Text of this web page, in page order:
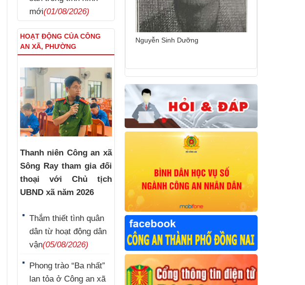
mới(01/08/2026)
HOẠT ĐỘNG CỦA CÔNG
AN XÃ, PHƯỜNG
Thanh niên Công an xã
Sông Ray tham gia đối
thoại với Chủ tịch
UBND xã năm 2026
Thắm thiết tình quân
dân từ hoạt động dân
vận(05/08/2026)
Phong trào “Ba nhất”
lan tỏa ở Công an xã
Nguyễn Thái Cung
Nguyễn Sinh Dưỡng